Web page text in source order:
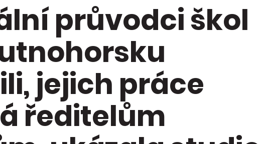
Publikace Mapa
změny
průvodci škol
jejich práce
ředitelům